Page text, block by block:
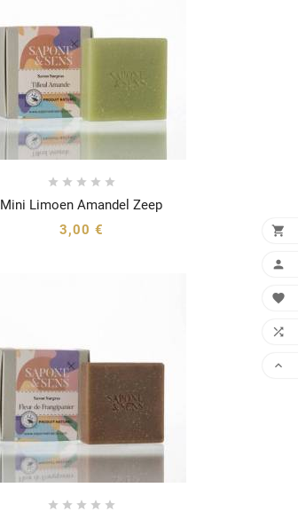
    
Mini Limoen Amandel Zeep

3,00 €
    




